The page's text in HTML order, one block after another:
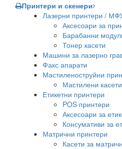
Принтери и скенери
Лазерни принтери /
Аксесоари за
Барабанни
Тонер касети
Машини за лазерно
Факс апарати
Мастиленоструйни
Мастилени касети
Етикетни принтери
POS принтери
Аксесоари за
Консумативи за
Матрични принтери
Касети за